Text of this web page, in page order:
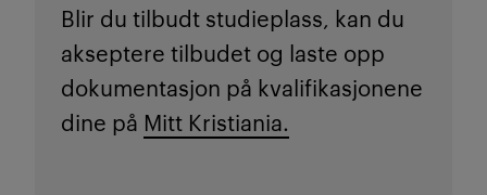
Blir du tilbudt studieplass, kan du
akseptere tilbudet og laste opp
dokumentasjon på kvalifikasjonene
dine på Mitt Kristiania.